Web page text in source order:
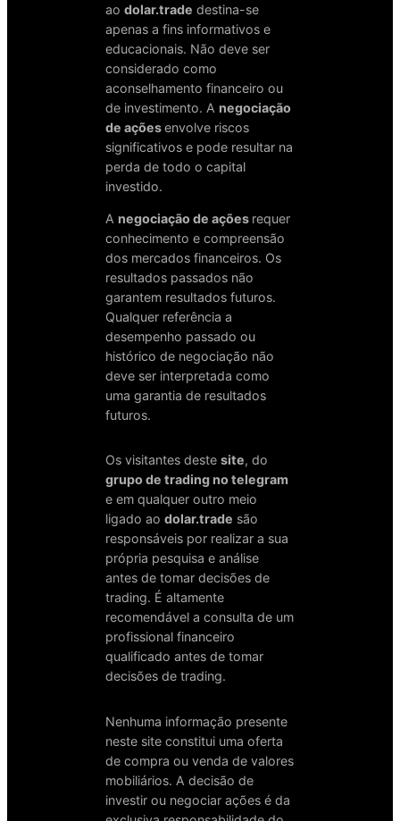
aodolar.trade destina-se
apenas a fins informativos e
educacionais. Não deve ser
considerado como
aconselhamento financeiro ou
de investimento. Anegociação
de açõesenvolve riscos
significativos e pode resultar na
perda de todo o capital
investido.
Anegociação de ações requer
conhecimento e compreensão
dos mercados financeiros. Os
resultados passados não
garantem resultados futuros.
Qualquer referência a
desempenho passado ou
histórico de negociação não
deve ser interpretada como
uma garantia de resultados
futuros.
Os visitantes destesite, do
grupo de trading no telegram
e em qualquer outro meio
ligado aodolar.trade são
responsáveis por realizar a sua
própria pesquisa e análise
antes de tomar decisões de
trading. É altamente
recomendável a consulta de um
profissional financeiro
qualificado antes de tomar
decisões de trading.
Nenhuma informação presente
neste site constitui uma oferta
de compra ou venda de valores
mobiliários. A decisão de
investir ou negociar ações é da